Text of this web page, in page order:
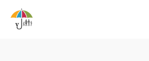
content